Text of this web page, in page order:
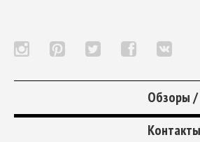
Обзоры /
Контакты